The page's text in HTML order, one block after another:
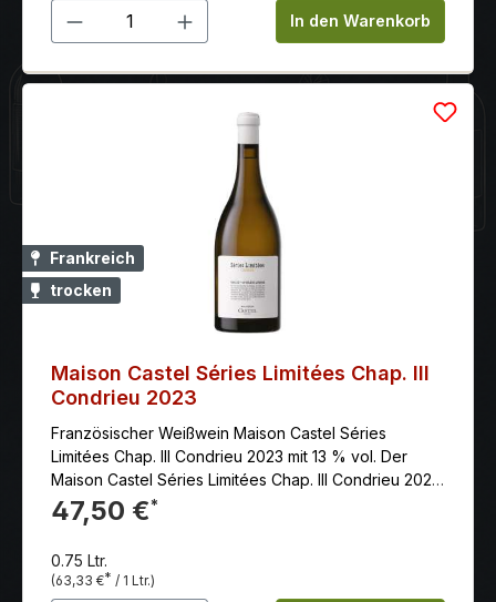
Produkt Anzahl: Gib denIn den Warenkorb
Frankreich
trocken
Maison Castel Séries Limitées Chap. III
Condrieu 2023
Französischer Weißwein Maison Castel Séries
Limitées Chap. III Condrieu 2023 mit 13 % vol. Der
Maison Castel Séries Limitées Chap. III Condrieu 2020
ist ein exzellenter französischer Weißwein aus der
Weinregion Condrieu im Rhônetal. Dieser Wein wird
präsentiert sich mit einem intensiven Bouquet von
reifen Früchten, Blüten und mineralischen Noten. Am
47,50 €*
0.75 Ltr.
(63,33 €* / 1 Ltr.)